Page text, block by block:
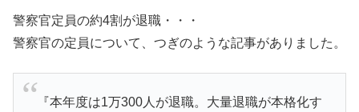
警察官定員の約4割が退職・・・
警察官の定員について、つぎのような記事がありました。
『本年度は1万300人が退職。大量退職が本格化す